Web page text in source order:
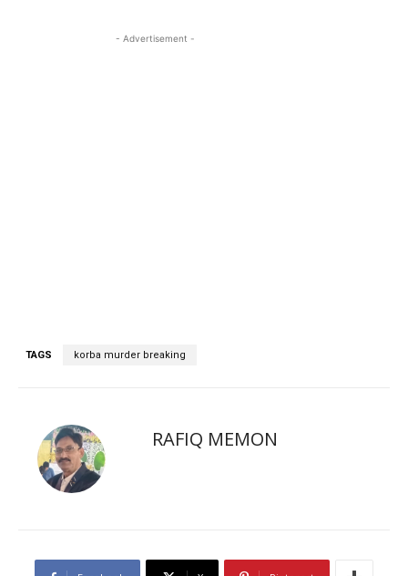
- Advertisement -
TAGS korba murder breaking
RAFIQ MEMON